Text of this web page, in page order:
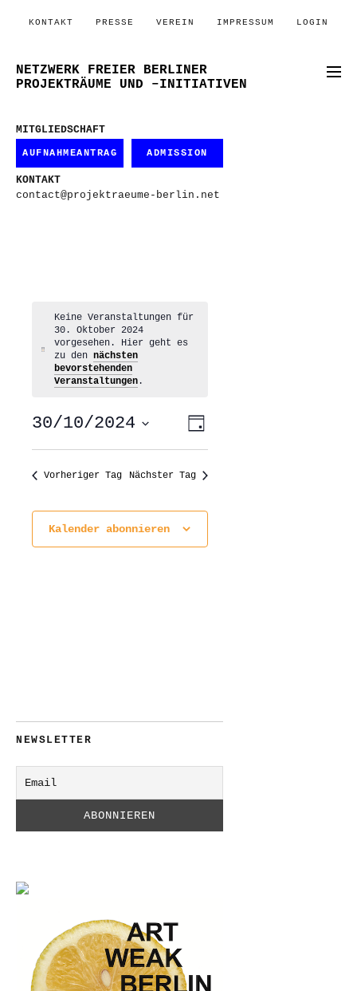
KONTAKT PRESSE VEREIN IMPRESSUM LOGIN
NETZWERK FREIER BERLINER
PROJEKTRÄUME UND –INITIATIVEN
MITGLIEDSCHAFT
AUFNAHMEANTRAG ADMISSION
KONTAKT
contact@projektraeume-berlin.net
Hinweis
Keine Veranstaltungen für
30. Oktober 2024
vorgesehen. Hier geht es
zu dennächsten
bevorstehenden
Veranstaltungen .
ANSICHTEN-
NAVIGATION
VERANSTALTUNG
ANSICHTEN-
Tag
30/10/2024
wählen.
Vorheriger Tag Nächster Tag
Kalender abonnieren
NEWSLETTER